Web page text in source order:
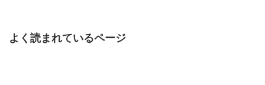
よく読まれているページ